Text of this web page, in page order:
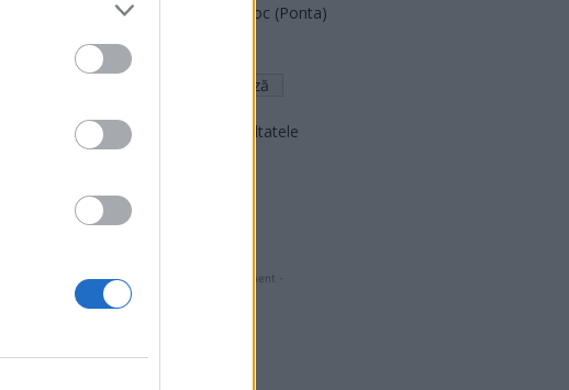
România pe Primul Loc (Ponta)
Altul
Arată rezultatele
- Advertisment -